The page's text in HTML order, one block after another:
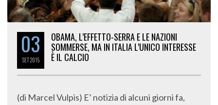
03
SET2015
OBAMA, L’EFFETTO-SERRA E LE NAZIONI
SOMMERSE, MA IN ITALIA L’UNICO INTERESSE
È IL CALCIO
(di Marcel Vulpis) E’ notizia di alcuni giorni fa,